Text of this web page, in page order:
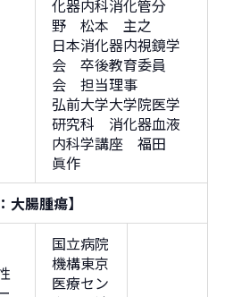
化器内科消化管分
野 松本 主之
日本消化器内視鏡学
会 卒後教育委員
会 担当理事
弘前大学大学院医学
研究科 消化器血液
内科学講座 福田
眞作
大腸腫瘍】
国立病院
機構東京
医療セン